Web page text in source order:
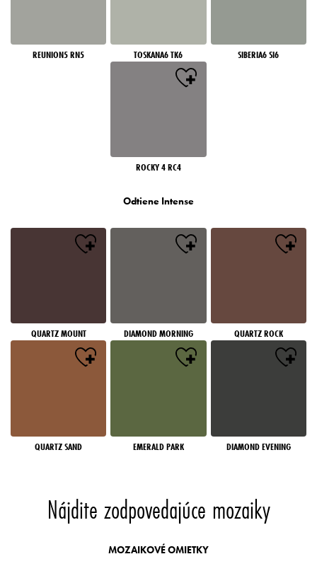
REUNION5 RN5 TOSKANA6 TK6 SIBERIA6 SI6
ROCKY 4 RC4
Odtiene Intense
QUARTZ MOUNT DIAMOND MORNING QUARTZ ROCK
QUARTZ SAND EMERALD PARK DIAMOND EVENING
Nájdite zodpovedajúce mozaiky
MOZAIKOVÉ OMIETKY